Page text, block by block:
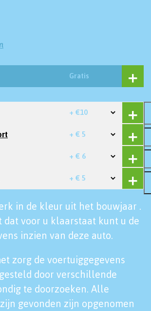
Gratis
+ €10
+ € 5
+ € 6
+ € 5
in de kleur uit het bouwjaar .
dat voor u klaarstaat kunt u de
inzien van deze auto.
zorg de voertuiggegevens
door verschillende
te doorzoeken. Alle
gevonden zijn opgenomen